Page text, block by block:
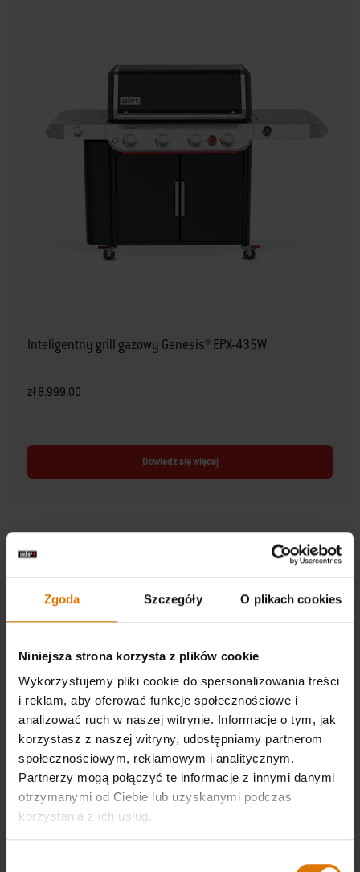
Zgoda Szczegóły O plikach cookies
Niniejsza strona korzysta z plików cookie
Wykorzystujemy pliki cookie do spersonalizowania treści
i reklam, aby oferować funkcje społecznościowe i
analizować ruch w naszej witrynie. Informacje o tym, jak
korzystasz z naszej witryny, udostępniamy partnerom
społecznościowym, reklamowym i analitycznym.
Partnerzy mogą połączyć te informacje z innymi danymi
otrzymanymi od Ciebie lub uzyskanymi podczas
korzystania z ich usług.
Inteligentny grill gazowy Genesis® EPX-435W
zł 8.999,00
Dowiedz się więcej
Nasz wybór: Inteligentny grill gazowy Genesis®
EPX-435W
Doświadcz intensywnego ciepła i niesamowitego smaku dzięki 4-
palnikowemu inteligentnemu grillowi gazowemu Genesis® EPX-435W,
Fi® i palniki PureBlu® zapewniające wyraźne ślady przypieczenia i
równomierne rozprowadzanie ciepła. Połącz się z aplikacją Weber
Connect®, aby zdalnie monitorować grilla, otrzymywać alerty i czerpać
inspiracje z przepisów — dzięki temu spędzisz mniej czasu na
pilnowaniu grilla, a więcej na cieszeniu się chwilami, które mają
znaczenie.
12-letnia ograniczona gwarancja
Palnik do opiekania generuje nawet 50% więcej mocy do opiekania
w wysokiej temperaturze